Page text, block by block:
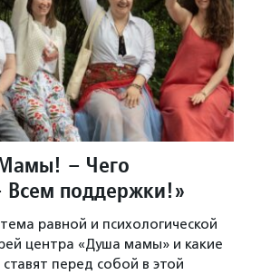
– Чего
поддержки!»
равной и психологической
центра «Душа мамы» и какие
перед собой в этой